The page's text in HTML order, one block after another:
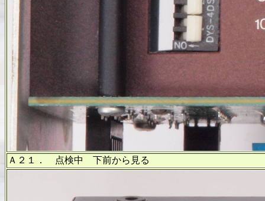
Ａ２１． 点検中 下前から見る